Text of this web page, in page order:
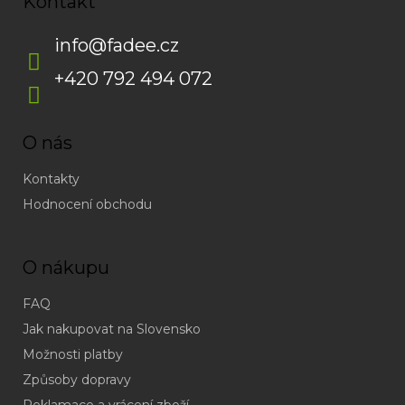
info@fadee.cz
+420 792 494 072
O nás
Kontakty
Hodnocení obchodu
O nákupu
FAQ
Jak nakupovat na Slovensko
Možnosti platby
Způsoby dopravy